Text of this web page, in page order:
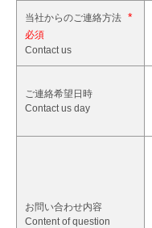
当社からのご連絡方法 *
Contact us
ご連絡希望日時
Contact us day
お問い合わせ内容
Content of question